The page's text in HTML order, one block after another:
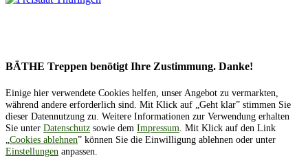
BÄTHE Treppen benötigt Ihre Zustimmung. Danke!
Einige hier verwendete Cookies helfen, unser Angebot zu vermarkten,
während andere erforderlich sind. Mit Klick auf „Geht klar” stimmen Sie
dieser Datennutzung zu. Weitere Informationen zur Verwendung erhalten
Sie unter Datenschutz sowie dem Impressum. Mit Klick auf den Link
„Cookies ablehnen” können Sie die Einwilligung ablehnen oder unter
Einstellungen anpassen.